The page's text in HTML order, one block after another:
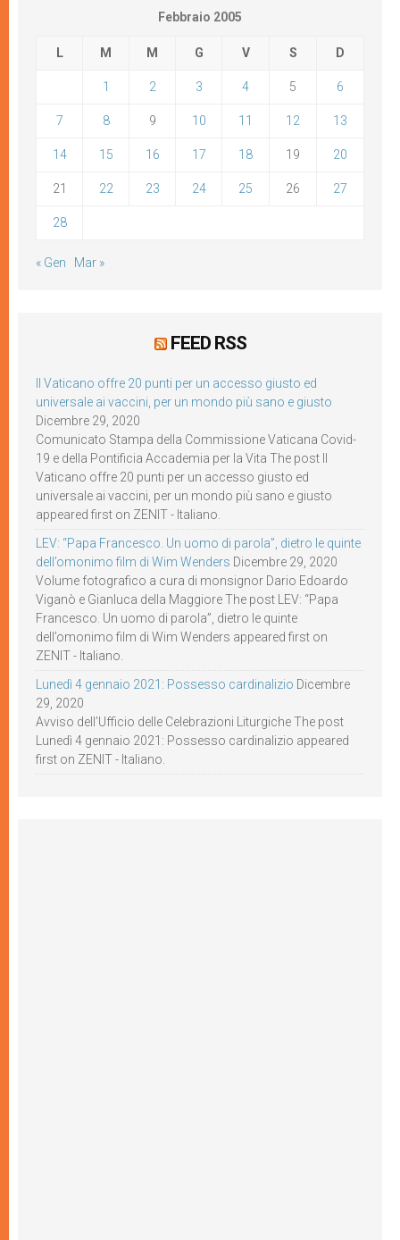
Febbraio 2005
L M M G V S D
1 2 3 4 5 6
7 8 9 10 11 12 13
14 15 16 17 18 19 20
21 22 23 24 25 26 27
28
« Gen Mar »
FEED RSS
Il Vaticano offre 20 punti per un accesso giusto ed
universale ai vaccini, per un mondo più sano e giusto
Dicembre 29, 2020
Comunicato Stampa della Commissione Vaticana Covid-
19 e della Pontificia Accademia per la Vita The post Il
Vaticano offre 20 punti per un accesso giusto ed
universale ai vaccini, per un mondo più sano e giusto
appeared first on ZENIT - Italiano.
LEV: “Papa Francesco. Un uomo di parola”, dietro le quinte
dell’omonimo film di Wim Wenders Dicembre 29, 2020
Volume fotografico a cura di monsignor Dario Edoardo
Viganò e Gianluca della Maggiore The post LEV: “Papa
Francesco. Un uomo di parola”, dietro le quinte
dell’omonimo film di Wim Wenders appeared first on
ZENIT - Italiano.
Lunedì 4 gennaio 2021: Possesso cardinalizio Dicembre
29, 2020
Avviso dell’Ufficio delle Celebrazioni Liturgiche The post
Lunedì 4 gennaio 2021: Possesso cardinalizio appeared
first on ZENIT - Italiano.